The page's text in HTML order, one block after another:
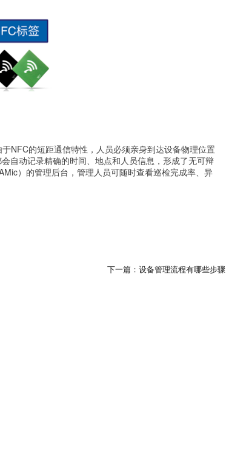
NFC的短距通信特性，人员必须亲身到达设备物理位置
自动记录精确的时间、地点和人员信息，形成了无可辩
）的管理后台，管理人员可随时查看巡检完成率、异
下一篇：设备管理流程有哪些步骤